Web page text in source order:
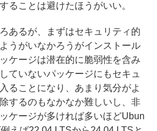
ることは避けたほうがいい。
あるが、まずはセキュリティ的
うがいなかろうがインストール
ケージは潜在的に脆弱性を含み
ていないパッケージにもセキュ
ることになり、あまり気分がよ
するのもなかなか難しいし、非
ケージが多ければ多いほどUbun